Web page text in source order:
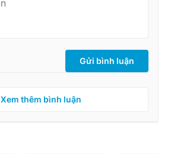
Gửi bình luận
Xem thêm bình luận